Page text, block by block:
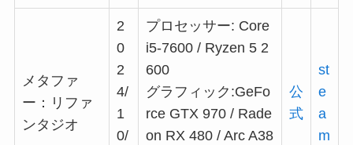
メタファ
ー：リファ
ンタジオ
2
0
2
4/
1
0/
プロセッサー: Core
i5-7600 / Ryzen 5 2
600
グラフィック:GeFo
rce GTX 970 / Rade
on RX 480 / Arc A38
公
式
st
e
a
m